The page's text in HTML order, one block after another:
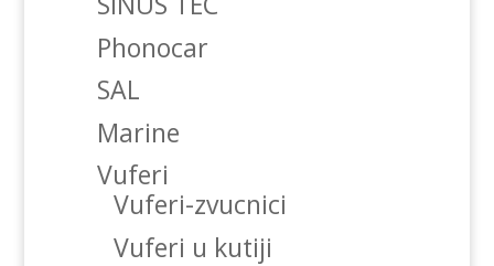
Phonocar
SAL
Marine
Vuferi
Vuferi-zvucnici
Vuferi u kutiji